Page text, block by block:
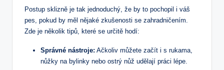
Postup sklizně je tak jednoduchý, že by to pochopil i váš
pes, pokud by měl nějaké zkušenosti se zahradničením.
Zde je několik tipů, které se určitě hodí:
Správné nástroje: Ačkoliv můžete začít i s rukama,
nůžky na bylinky nebo ostrý nůž udělají práci lépe.